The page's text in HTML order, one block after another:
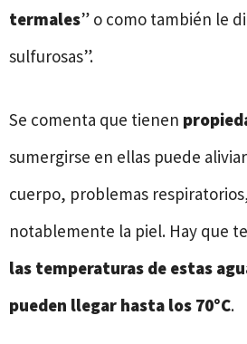
termales” o como también le
sulfurosas”.
Se comenta que tienen
sumergirse en ellas puede
cuerpo, problemas
notablemente la piel. Hay que
las temperaturas de estas
pueden llegar hasta los 70°C.